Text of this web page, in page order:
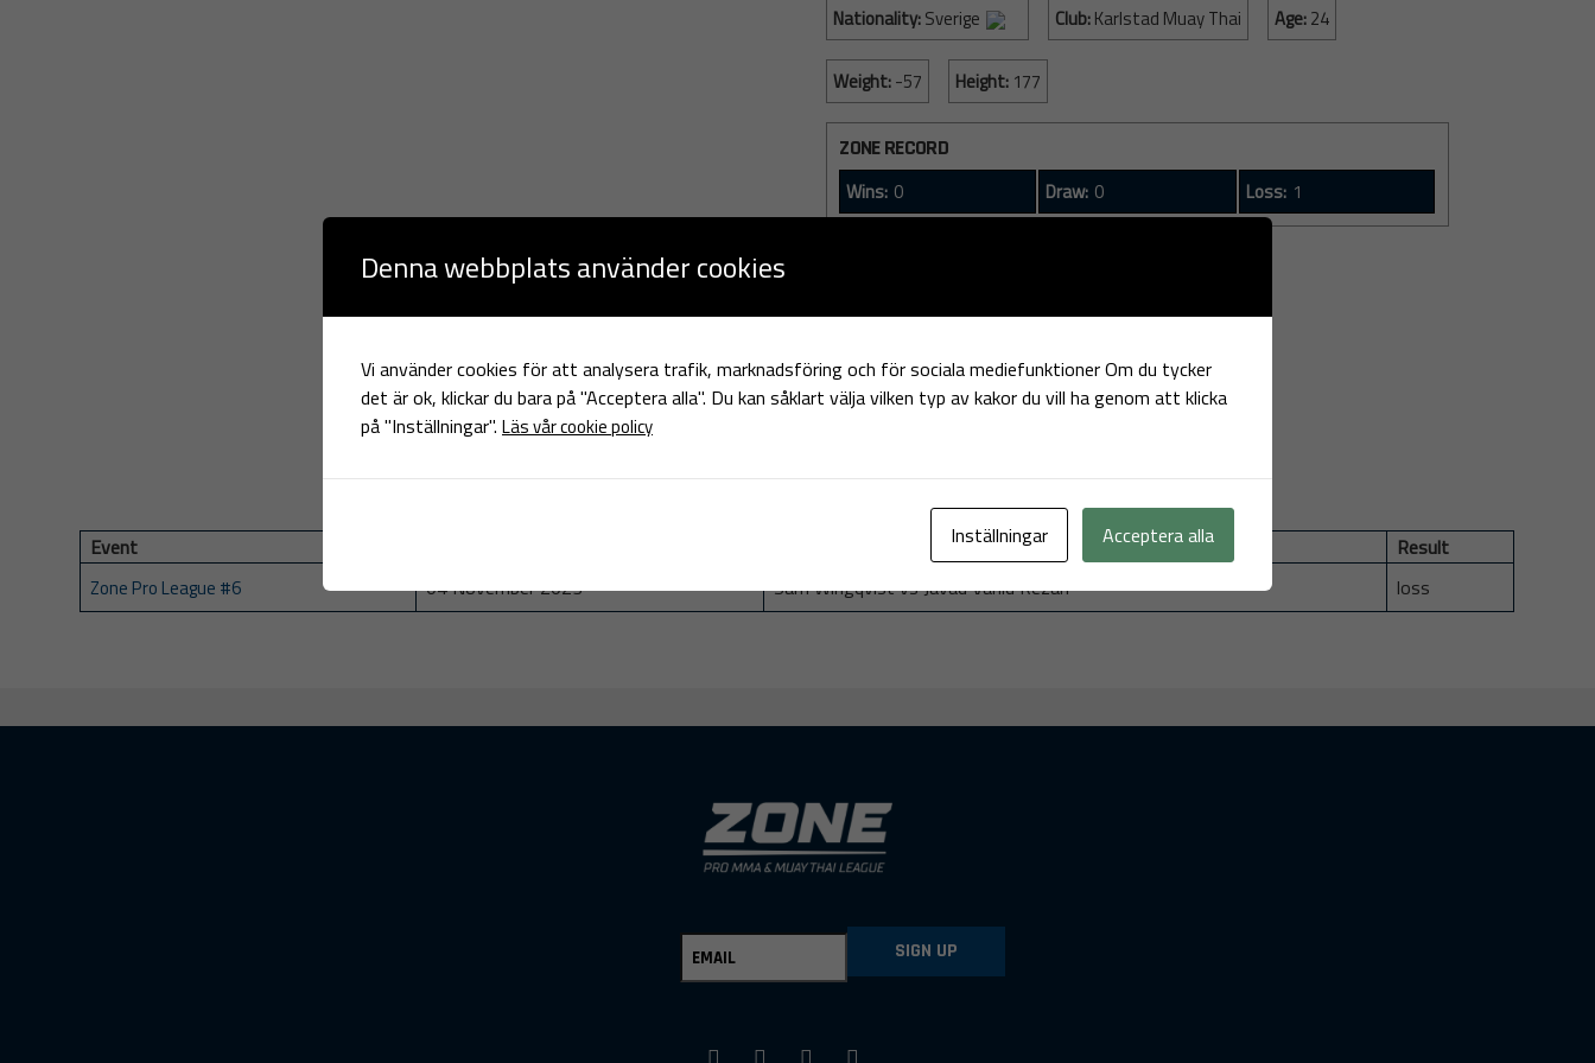
Nationality:Sverige Club:Karlstad Muay Thai Age:24
Weight:-57 Height: 177
ZONE RECORD
Wins: 0 Draw: 0 Loss: 1
Event Result
Zone Pro League #6 04 November 2023 Sam Wingqvist vs Javad Vahid Rezah loss
SIGN UP
Denna webbplats använder cookies
Vi använder cookies för att analysera trafik, marknadsföring och för sociala mediefunktioner Om du tycker
det är ok, klickar du bara på "Acceptera alla". Du kan såklart välja vilken typ av kakor du vill ha genom att klicka
på "Inställningar". Läs vår cookie policy
Inställningar Acceptera alla